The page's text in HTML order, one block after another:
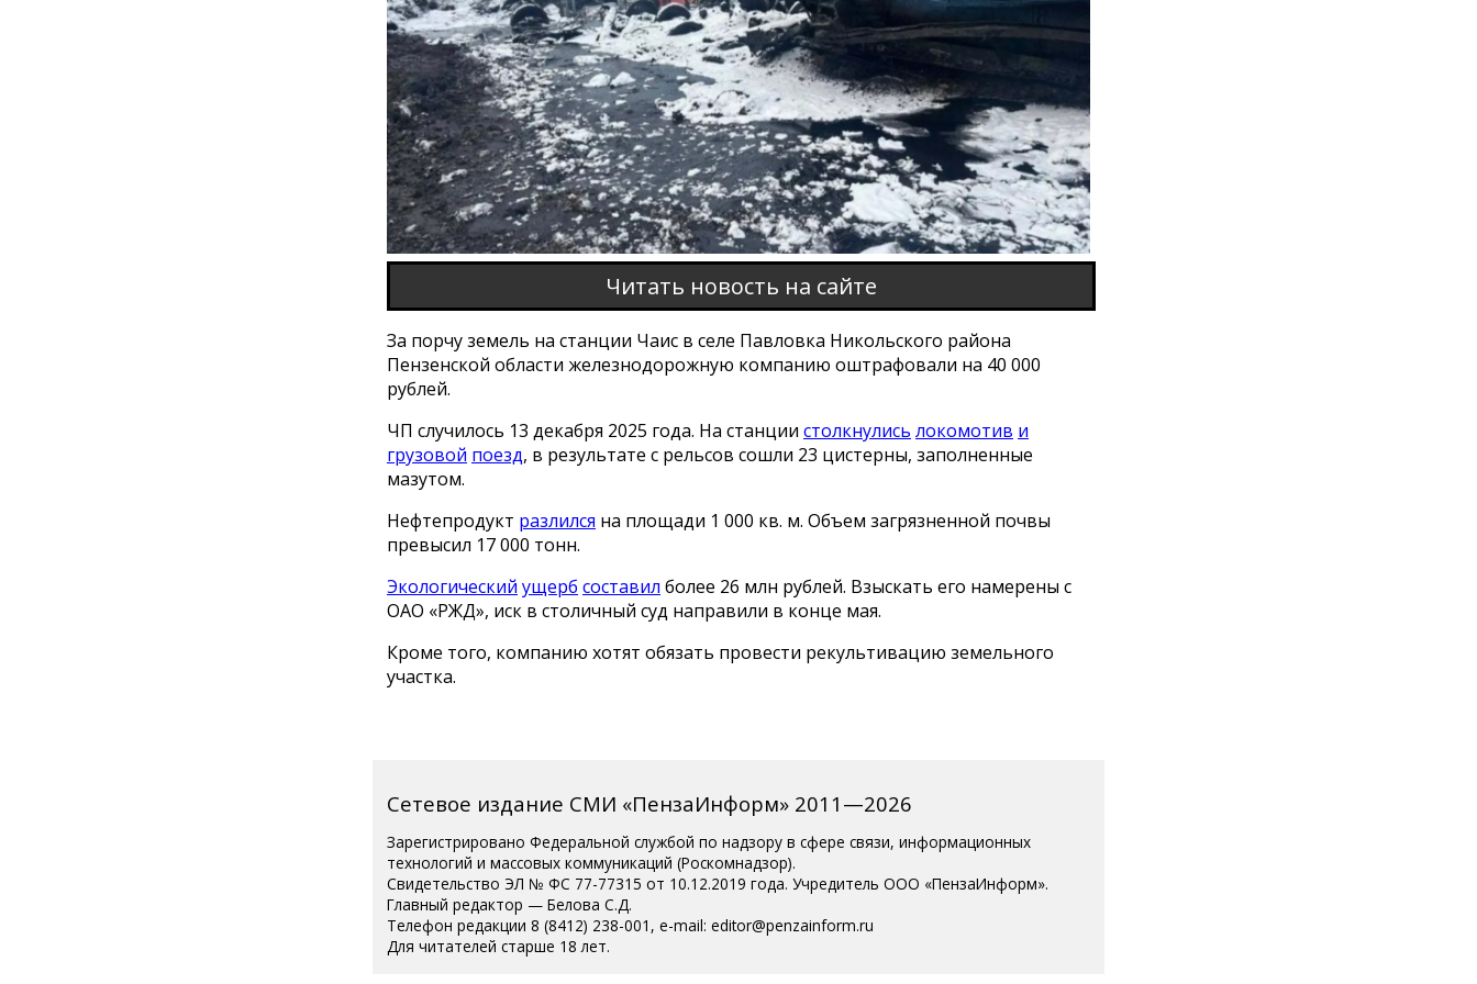
Читать новость на сайте
За порчу земель на станции Чаис в селе Павловка Никольского района
Пензенской области железнодорожную компанию оштрафовали на 40 000
рублей.
ЧП случилось 13 декабря 2025 года. На станции столкнулись локомотив и
грузовой поезд, в результате с рельсов сошли 23 цистерны, заполненные
мазутом.
Нефтепродукт разлился на площади 1 000 кв. м. Объем загрязненной почвы
превысил 17 000 тонн.
Экологический ущерб составил более 26 млн рублей. Взыскать его намерены с
ОАО «РЖД», иск в столичный суд направили в конце мая.
Кроме того, компанию хотят обязать провести рекультивацию земельного
участка.
Сетевое издание СМИ «ПензаИнформ» 2011—2026
Зарегистрировано Федеральной службой по надзору в сфере связи, информационных
технологий и массовых коммуникаций (Роскомнадзор).
Свидетельство ЭЛ № ФС 77-77315 от 10.12.2019 года. Учредитель ООО «ПензаИнформ».
Главный редактор — Белова С.Д.
Телефон редакции 8 (8412) 238-001, e-mail: editor@penzainform.ru
Для читателей старше 18 лет.